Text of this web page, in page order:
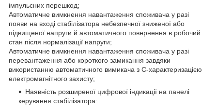
імпульсних перешкод;
Автоматичне вимкнення навантаження споживача у разі
появи на вході стабілізатора небезпечної зниженої або
підвищеної напруги й автоматичного повернення в робочий
стан після нормалізації напруги;
Автоматичне вимкнення навантаження споживача у разі
перевантаження або короткого замикання завдяки
використанню автоматичного вимикача з С-характеризацією
електромагнітного захисту;
Наявність розширеної цифрової індикації на панелі
керування стабілізатора: